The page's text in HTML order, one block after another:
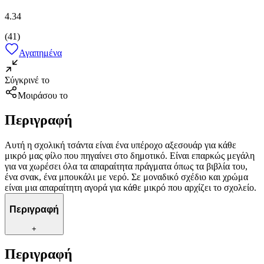
4.34
(41)
Αγαπημένα
Σύγκρινέ το
Μοιράσου το
Περιγραφή
Αυτή η σχολική τσάντα είναι ένα υπέροχο αξεσουάρ για κάθε
μικρό μας φίλο που πηγαίνει στο δημοτικό. Είναι επαρκώς μεγάλη
για να χωρέσει όλα τα απαραίτητα πράγματα όπως τα βιβλία του,
ένα σνακ, ένα μπουκάλι με νερό. Σε μοναδικό σχέδιο και χρώμα
είναι μια απαραίτητη αγορά για κάθε μικρό που αρχίζει το σχολείο.
Περιγραφή
+
Περιγραφή